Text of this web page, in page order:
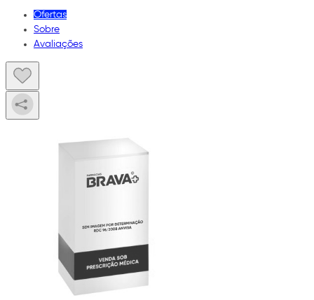
Ofertas
Sobre
Avaliações